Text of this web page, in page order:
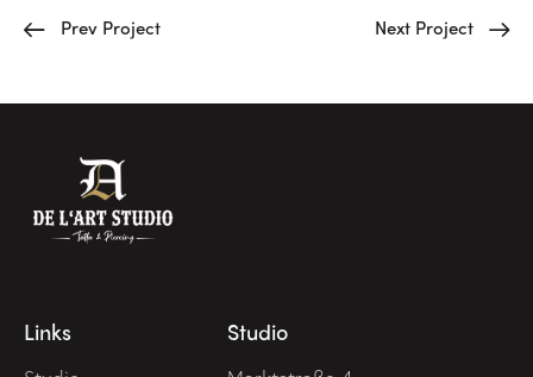
Prev Project Next Project
Links Studio